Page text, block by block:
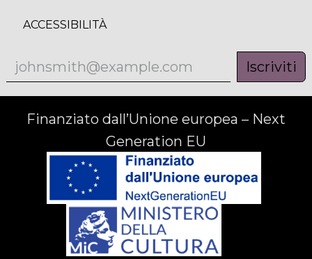
ACCESSIBILITÀ
Iscriviti
Finanziato dall’Unione europea – Next
Generation EU